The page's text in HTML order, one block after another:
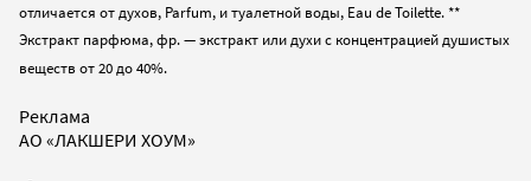
отличается от духов, Parfum, и туалетной воды, Eau de Toilette.**
Экстракт парфюма, фр. — экстракт или духи с концентрацией душистых
веществ от 20 до 40%.
Реклама
АО «ЛАКШЕРИ ХОУМ»